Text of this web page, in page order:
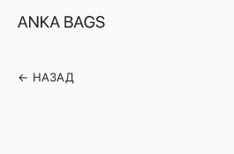
← НАЗАД